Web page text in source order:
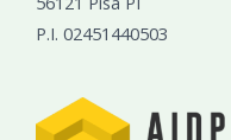
P.I. 02451440503